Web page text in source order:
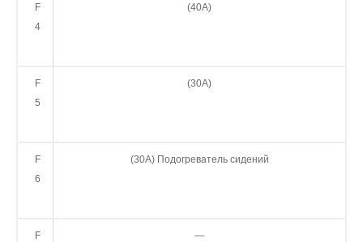
F
4
(40А)
F
5
(30А)
F
6
(30А) Подогреватель сидений
F
—